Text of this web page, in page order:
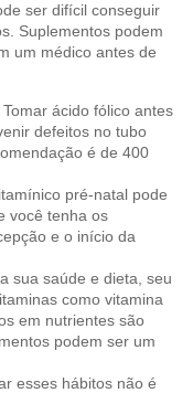
ser difícil conseguir
Suplementos podem
um médico antes de
ácido fólico antes
defeitos no tubo
é de 400
pré-natal pode
você tenha os
e o início da
sua saúde e dieta, seu
como vitamina
em nutrientes são
podem ser um
esses hábitos não é